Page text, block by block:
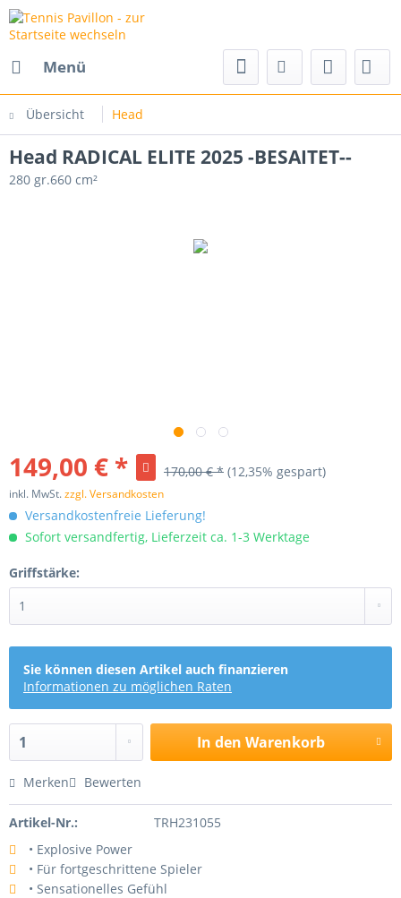
Menü
Übersicht Head
Head RADICAL ELITE 2025 -BESAITET--
280 gr.660 cm²
149,00 € * 170,00 € * (12,35% gespart)
inkl. MwSt.zzgl. Versandkosten
Versandkostenfreie Lieferung!
Sofort versandfertig, Lieferzeit ca. 1-3 Werktage
Griffstärke:
Sie können diesen Artikel auch finanzieren
Informationen zu möglichen Raten
In den Warenkorb
Merken Bewerten
Artikel-Nr.:
TRH231055
• Explosive Power
• Für fortgeschrittene Spieler
• Sensationelles Gefühl